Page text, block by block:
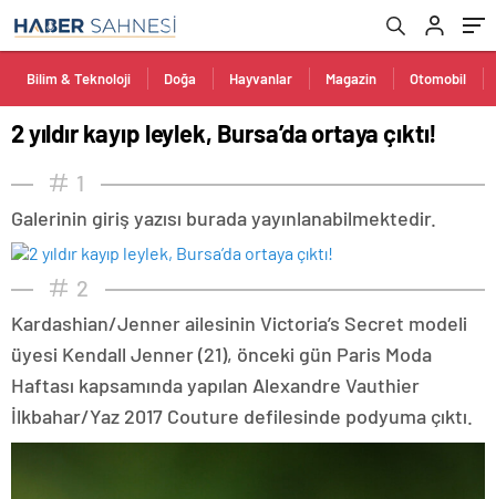
Bilim & Teknoloji Doğa Hayvanlar Magazin Otomobil
2 yıldır kayıp leylek, Bursa’da ortaya çıktı!
1
Galerinin giriş yazısı burada yayınlanabilmektedir.
2
Kardashian/Jenner ailesinin Victoria’s Secret modeli
üyesi Kendall Jenner (21), önceki gün Paris Moda
Haftası kapsamında yapılan Alexandre Vauthier
İlkbahar/Yaz 2017 Couture defilesinde podyuma çıktı.